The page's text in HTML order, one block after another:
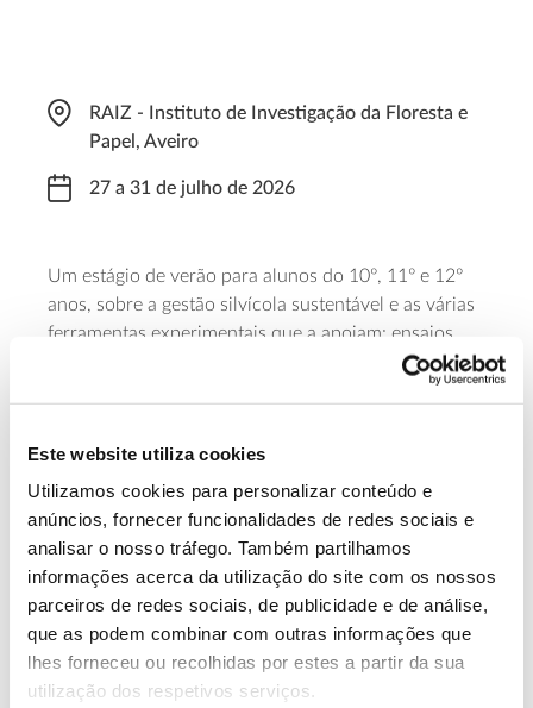
Este website utiliza cookies
Utilizamos cookies para personalizar conteúdo e
anúncios, fornecer funcionalidades de redes sociais e
analisar o nosso tráfego. Também partilhamos
informações acerca da utilização do site com os nossos
parceiros de redes sociais, de publicidade e de análise,
que as podem combinar com outras informações que
lhes forneceu ou recolhidas por estes a partir da sua
utilização dos respetivos serviços.
RAIZ - Instituto de Investigação da Floresta e
Papel, Aveiro
27 a 31 de julho de 2026
Um estágio de verão para alunos do 10º, 11º e 12º
anos, sobre a gestão silvícola sustentável e as várias
ferramentas experimentais que a apoiam: ensaios,
monitorização e análise de dados para compreender
ações de Ocupação Científica dos Jovens nas Férias
Saiba mais e inscreva-se
13.07.2026
Genoma do priolo e de outras espécies em risco:
conhecer para conservar